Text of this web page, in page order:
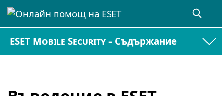
ESET Mobile Security – Съдържание